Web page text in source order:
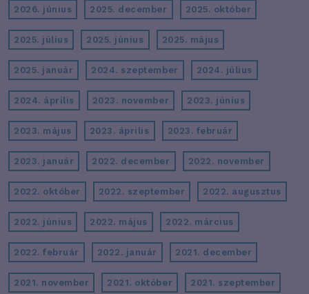
2026. június 2025. december 2025. október
2025. július 2025. június 2025. május
2025. január 2024. szeptember 2024. július
2024. április 2023. november 2023. június
2023. május 2023. április 2023. február
2023. január 2022. december 2022. november
2022. október 2022. szeptember 2022. augusztus
2022. június 2022. május 2022. március
2022. február 2022. január 2021. december
2021. november 2021. október 2021. szeptember